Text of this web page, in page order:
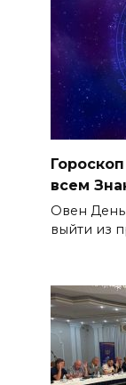
всем
Овен День
выйти из